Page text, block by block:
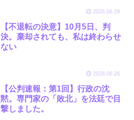
2026.06.29
【不退転の決意】10月5日、判
決。棄却されても、私は終わらせ
ない
2026.06.26
【公判速報：第1回】行政の沈
黙。専門家の「敗北」を法廷で目
撃しました。